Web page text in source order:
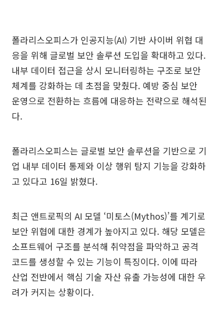
폴라리스오피스가 인공지능(AI) 기반 사이버 위협 대
응을 위해 글로벌 보안 솔루션 도입을 확대하고 있다.
내부 데이터 접근을 상시 모니터링하는 구조로 보안
체계를 강화하는 데 초점을 맞췄다. 예방 중심 보안
운영으로 전환하는 흐름에 대응하는 전략으로 해석된
다.
폴라리스오피스는 글로벌 보안 솔루션을 기반으로 기
업 내부 데이터 통제와 이상 행위 탐지 기능을 강화하
고 있다고 16일 밝혔다.
최근 앤트로픽의 AI 모델 ‘미토스(Mythos)’를 계기로
보안 위협에 대한 경계가 높아지고 있다. 해당 모델은
소프트웨어 구조를 분석해 취약점을 파악하고 공격
코드를 생성할 수 있는 기능이 특징이다. 이에 따라
산업 전반에서 핵심 기술 자산 유출 가능성에 대한 우
려가 커지는 상황이다.